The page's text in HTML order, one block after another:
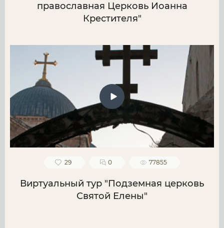
православная Церковь Иоанна
Крестителя"
29 0 77855
Виртуальный тур "Подземная церковь
Святой Елены"